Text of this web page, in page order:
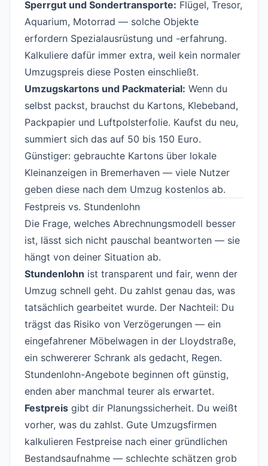
Sperrgut und Sondertransporte: Flügel, Tresor,
Aquarium, Motorrad — solche Objekte
erfordern Spezialausrüstung und -erfahrung.
Kalkuliere dafür immer extra, weil kein normaler
Umzugspreis diese Posten einschließt.
Umzugskartons und Packmaterial: Wenn du
selbst packst, brauchst du Kartons, Klebeband,
Packpapier und Luftpolsterfolie. Kaufst du neu,
summiert sich das auf 50 bis 150 Euro.
Günstiger: gebrauchte Kartons über lokale
Kleinanzeigen in Bremerhaven — viele Nutzer
geben diese nach dem Umzug kostenlos ab.
Festpreis vs. Stundenlohn
Die Frage, welches Abrechnungsmodell besser
ist, lässt sich nicht pauschal beantworten — sie
hängt von deiner Situation ab.
Stundenlohn ist transparent und fair, wenn der
Umzug schnell geht. Du zahlst genau das, was
tatsächlich gearbeitet wurde. Der Nachteil: Du
trägst das Risiko von Verzögerungen — ein
eingefahrener Möbelwagen in der Lloydstraße,
ein schwererer Schrank als gedacht, Regen.
Stundenlohn-Angebote beginnen oft günstig,
enden aber manchmal teurer als erwartet.
Festpreis gibt dir Planungssicherheit. Du weißt
vorher, was du zahlst. Gute Umzugsfirmen
kalkulieren Festpreise nach einer gründlichen
Bestandsaufnahme — schlechte schätzen grob